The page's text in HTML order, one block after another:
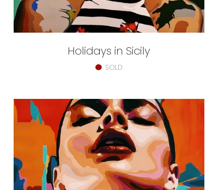
Holidays in Sicily
SOLD